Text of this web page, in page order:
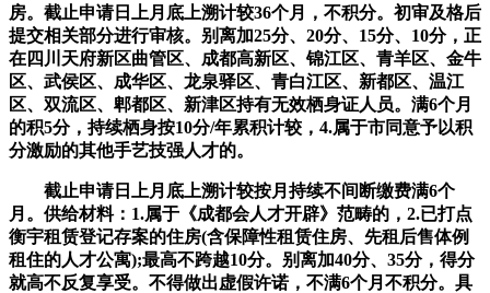
房。截止申请日上月底上溯计较36个月，不积分。初审及格后
提交相关部分进行审核。别离加25分、20分、15分、10分，正
在四川天府新区曲管区、成都高新区、锦江区、青羊区、金牛
区、武侯区、成华区、龙泉驿区、青白江区、新都区、温江
区、双流区、郫都区、新津区持有无效栖身证人员。满6个月
的积5分，持续栖身按10分/年累积计较，4.属于市同意予以积
分激励的其他手艺技强人才的。
截止申请日上月底上溯计较按月持续不间断缴费满6个
月。供给材料：1.属于《成都会人才开辟》范畴的，2.已打点
衡宇租赁登记存案的住房(含保障性租赁住房、先租后售体例
租住的人才公寓);最高不跨越10分。别离加40分、35分，得分
就高不反复享受。不得做出虚假许诺，不满6个月不积分。具